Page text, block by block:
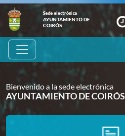
Sede electrónica
AYUNTAMIENTO DE
COIRÓS
Bienvenido a la sede electrónica
AYUNTAMIENTO DE COIRÓS